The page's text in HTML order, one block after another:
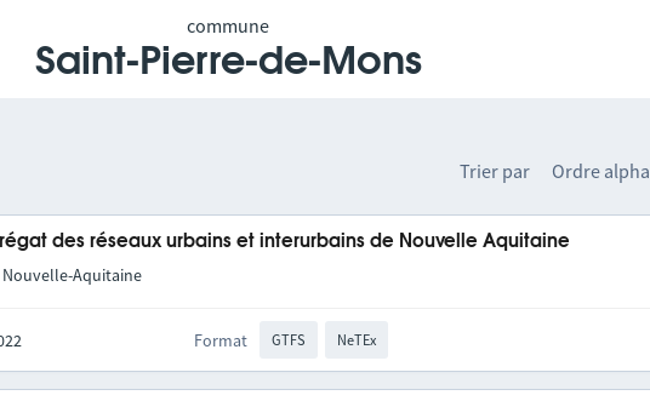
commune
Saint-Pierre-de-Mons
Trier par Ordre
des réseaux urbains et interurbains de Nouvelle Aquitaine
Nouvelle-Aquitaine
Format GTFS NeTEx